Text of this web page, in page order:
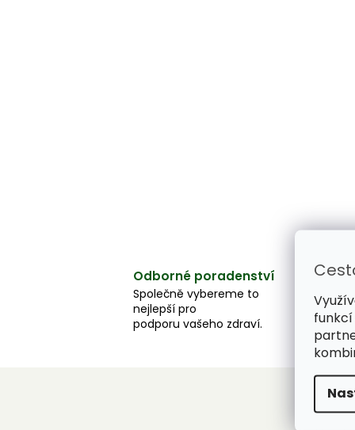
Odborné poradenství
Společně vybereme to
nejlepší pro
podporu vašeho zdraví.